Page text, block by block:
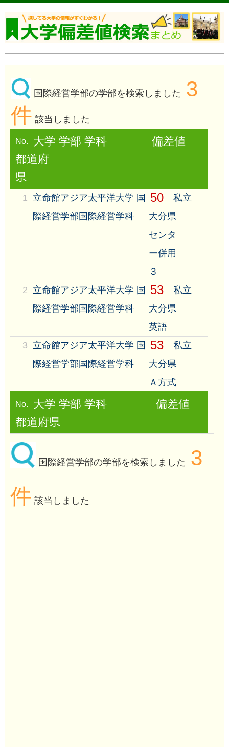
国際経営学部の学部を検索しました 3
件 該当しました
No. 大学 学部 学科
偏差値
都道府
県
1
立命館アジア太平洋大学 国
際経営学部国際経営学科
50
私立
大分県
センタ
ー併用
３
2 立命館アジア太平洋大学 国
際経営学部国際経営学科
53
私立
大分県
英語
3 立命館アジア太平洋大学 国
際経営学部国際経営学科
53
私立
大分県
Ａ方式
No. 大学 学部 学科
偏差値
都道府県
国際経営学部の学部を検索しました 3
件 該当しました